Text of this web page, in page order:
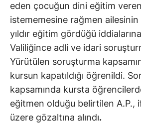
eden çocuğun dini eğitim
istememesine rağmen ailesinin
yıldır eğitim gördüğü
Valiliğince adli ve idari
Yürütülen soruşturma
kursun kapatıldığı öğrenildi.
kapsamında kursta
eğitmen olduğu belirtilen A.P.,
üzere gözaltına alındı.